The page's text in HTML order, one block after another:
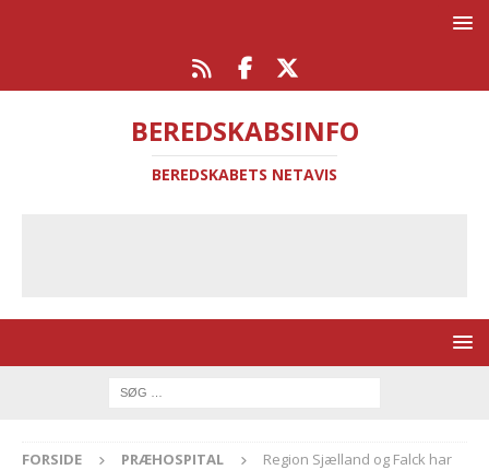
BEREDSKABSINFO
BEREDSKABETS NETAVIS
FORSIDE PRÆHOSPITAL
Region Sjælland og Falck har